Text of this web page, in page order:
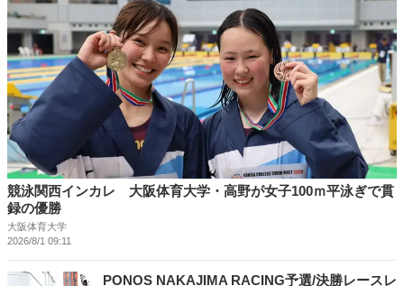
競泳関西インカレ 大阪体育大学・高野が女子100ｍ平泳ぎで貫
録の優勝
大阪体育大学
2026/8/1 09:11
PONOS NAKAJIMA RACING予選/決勝レースレ